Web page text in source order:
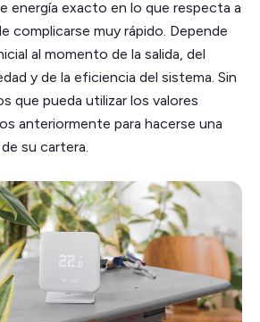
energía exacto en lo que respecta a
complicarse muy rápido. Depende
al momento de la salida, del
y de la eficiencia del sistema. Sin
que pueda utilizar los valores
anteriormente para hacerse una
su cartera.